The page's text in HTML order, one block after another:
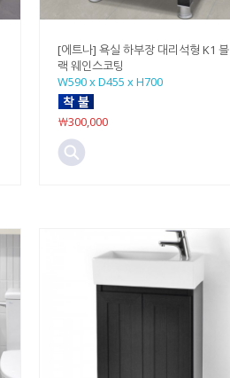
[에트나] 욕실 하부장 대리석형 K1 블
랙 웨인스코팅
W590 x D455 x H700
￦300,000